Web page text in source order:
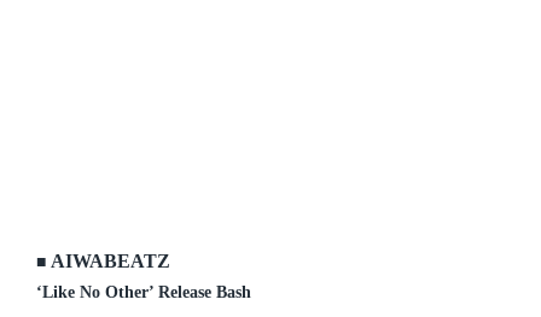
■ AIWABEATZ
‘Like No Other’ Release Bash